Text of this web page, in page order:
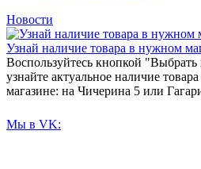
Новости
Узнай наличие товара в нужном
Воспользуйтесь кнопкой
узнайте актуальное наличие
магазине: на Чичерина 5 или
Мы в VK: